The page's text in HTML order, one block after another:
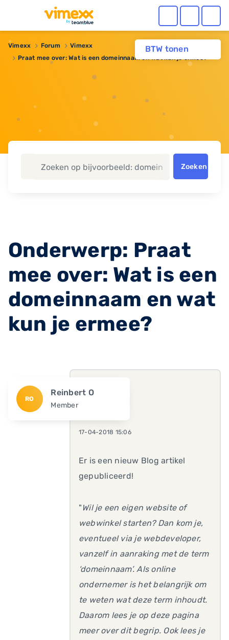
BTW tonen
Vimexx Forum
Vimexx
Praat mee over: Wat is een domeinnaam en wat kun je ermee?
Zoeken
Onderwerp: Praat
mee over: Wat is een
domeinnaam en wat
kun je ermee?
RO
Reinbert O
Member
17-04-2018 15:06
Er is een nieuw Blog artikel
gepubliceerd!
" Wil je een eigen website of
webwinkel starten? Dan kom je,
eventueel via je webdeveloper,
vanzelf in aanraking met de term
‘domeinnaam’. Als online
ondernemer is het belangrijk om
te weten wat deze term inhoudt.
Daarom lees je op deze pagina
meer over dit begrip. Ook lees je